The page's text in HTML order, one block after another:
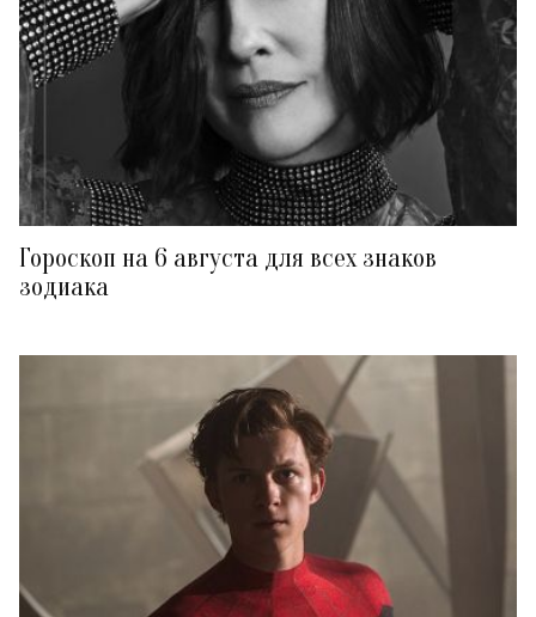
Гороскоп на 6 августа для всех знаков
зодиака